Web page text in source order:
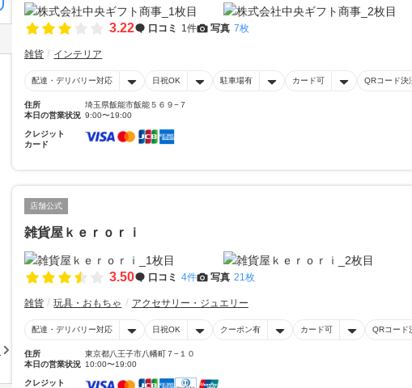
3.22 口コミ 1件 写真 7枚
雑貨 インテリア
配達・デリバリー対応 日祝OK 駐車場有 カード可 QRコード決
住所
埼玉県飯能市飯能５６９−７
本日の営業状況 9:00〜19:00
クレジット
カード
店舗公式
雑貨屋ｋｅｒｏｒｉ
3.50 口コミ 4件 写真 21枚
雑貨 玩具・おもちゃ アクセサリー・ジュエリー
配達・デリバリー対応 日祝OK クーポン有 カード可 QRコード
住所
東京都八王子市八幡町７−１０
本日の営業状況 10:00〜19:00
クレジット